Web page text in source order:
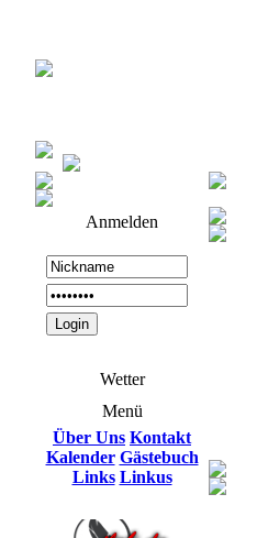
Anmelden
Wetter
Menü
Über Uns Kontakt
Kalender Gästebuch
Links Linkus